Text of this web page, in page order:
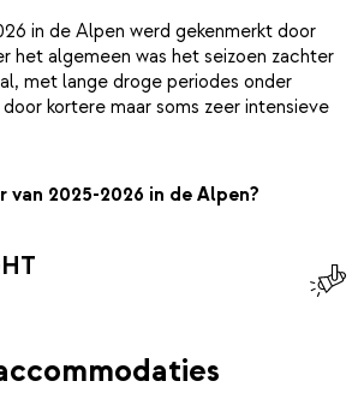
in de Alpen werd gekenmerkt door
het algemeen was het seizoen zachter
met lange droge periodes onder
kortere maar soms zeer intensieve
van 2025-2026 in de Alpen?